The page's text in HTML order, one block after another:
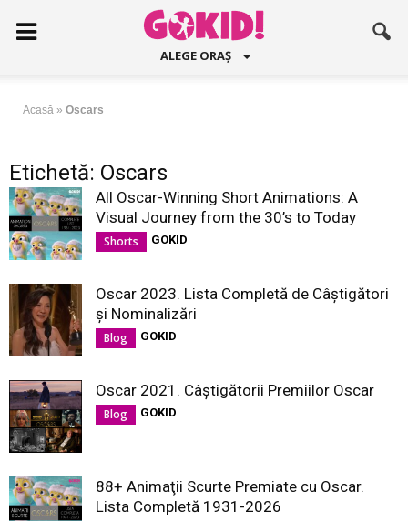
ALEGE ORAȘ
Acasă » Oscars
Etichetă: Oscars
All Oscar-Winning Short Animations: A
Visual Journey from the 30’s to Today
Shorts GOKID
Oscar 2023. Lista Completă de Câștigători
și Nominalizări
Blog GOKID
Oscar 2021. Câștigătorii Premiilor Oscar
Blog GOKID
88+ Animaţii Scurte Premiate cu Oscar.
Lista Completă 1931-2026